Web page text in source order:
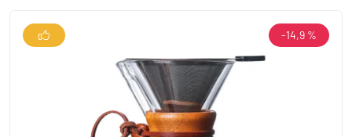
-14,9 %